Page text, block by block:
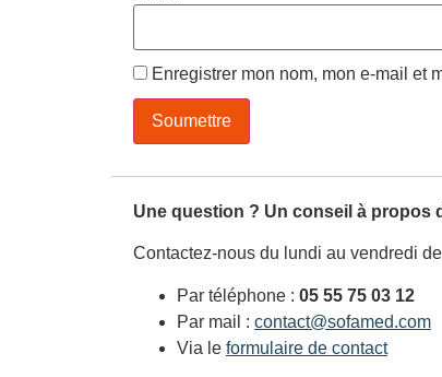
Enregistrer mon nom, mon e-mail et
Une question ? Un conseil à propos
Contactez-nous du lundi au vendredi
Par téléphone : 05 55 75 03 12
Par mail : contact@sofamed.com
Via le formulaire de contact